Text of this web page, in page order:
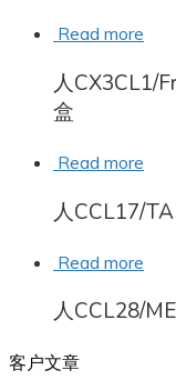
Read more
人CX3CL1/
盒
Read more
人CCL17/
Read more
人CCL28/
客户文章